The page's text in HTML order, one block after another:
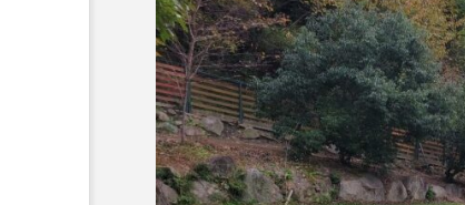
コラム
トップページ
人気の記事ランキング
メンバー